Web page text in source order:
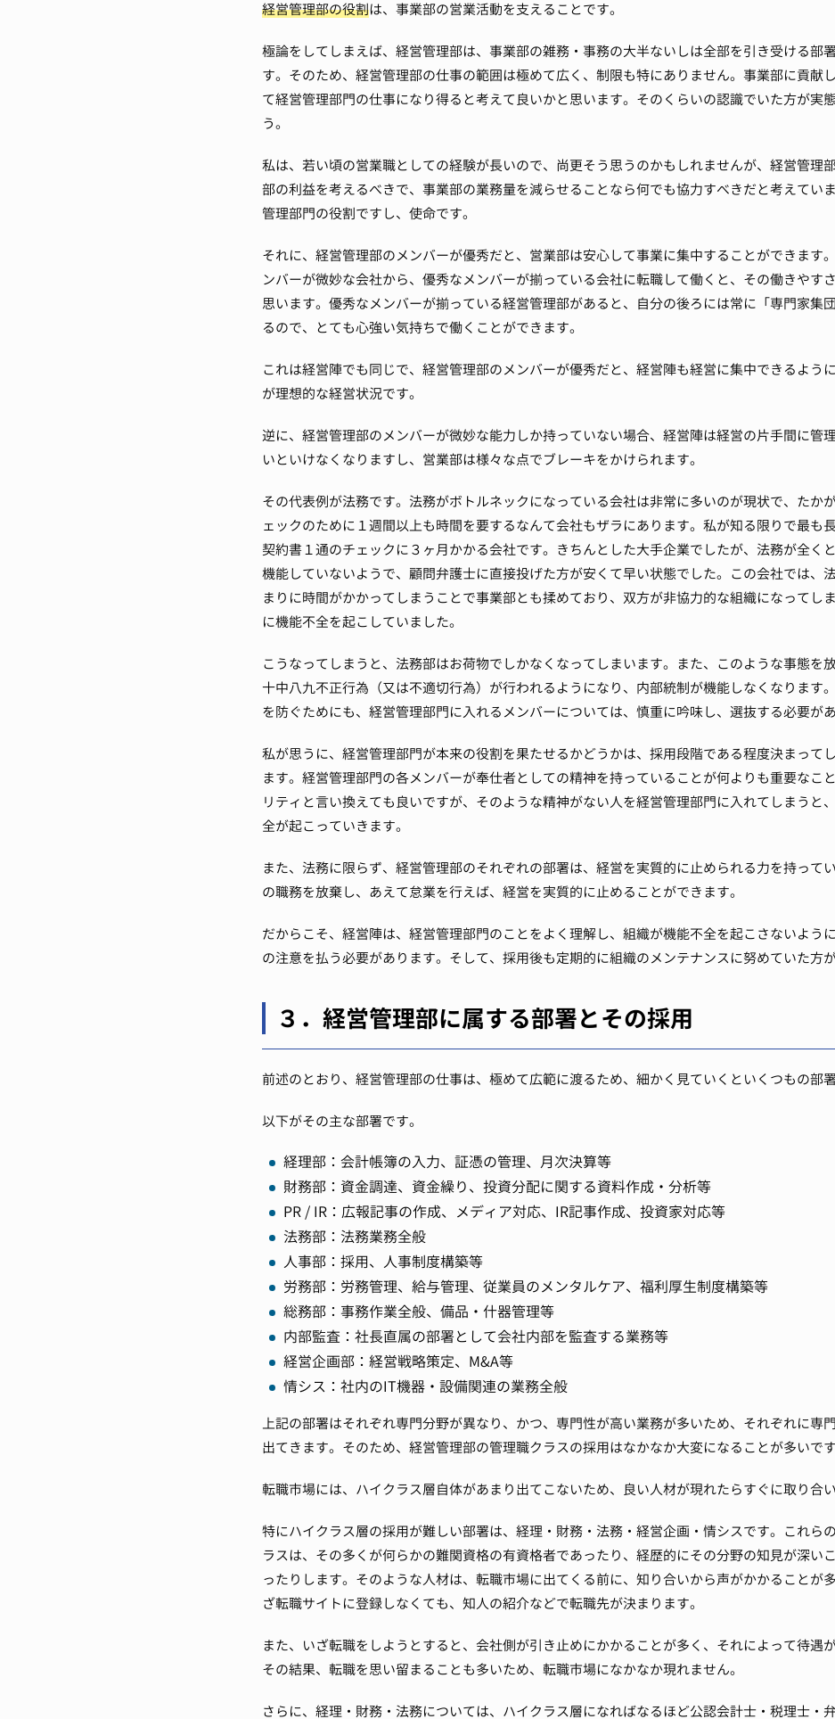
経営管理部の役割は、事業部の営業活動を支えることです。
極論をしてしまえば、経営管理部は、事業部の雑務・事務の大半ないしは全部を引き受ける部
す。 そのため、経営管理部の仕事の範囲は極めて広く、制限も特にありません。 事業部に貢献
て経営管理部門の仕事になり得ると考えて良いかと思います。 そのくらいの認識でいた方が実
う。
私は、若い頃の営業職としての経験が長いので、尚更そう思うのかもしれませんが、経営管理
部の利益を考えるべきで、事業部の業務量を減らせることなら何でも協力すべきだと考えていま
管理部門の役割ですし、使命です。
それに、経営管理部のメンバーが優秀だと、営業部は安心して事業に集中することができます。
ンバーが微妙な会社から、優秀なメンバーが揃っている会社に転職して働くと、その働きやす
思います。 優秀なメンバーが揃っている経営管理部があると、自分の後ろには常に「専門家集
るので、とても心強い気持ちで働くことができます。
これは経営陣でも同じで、経営管理部のメンバーが優秀だと、経営陣も経営に集中できるように
が理想的な経営状況です。
逆に、経営管理部のメンバーが微妙な能力しか持っていない場合、経営陣は経営の片手間に管
いといけなくなりますし、営業部は様々な点でブレーキをかけられます。
その代表例が法務です。 法務がボトルネックになっている会社は非常に多いのが現状で、たか
ェックのために１週間以上も時間を要するなんて会社もザラにあります。 私が知る限りで最も
契約書１通のチェックに３ヶ月かかる会社です。 きちんとした大手企業でしたが、法務が全く
機能していないようで、顧問弁護士に直接投げた方が安くて早い状態でした。 この会社では、
まりに時間がかかってしまうことで事業部とも揉めており、双方が非協力的な組織になってし
に機能不全を起こしていました。
こうなってしまうと、法務部はお荷物でしかなくなってしまいます。 また、このような事態を
十中八九不正行為（又は不適切行為）が行われるようになり、内部統制が機能しなくなります。
を防ぐためにも、経営管理部門に入れるメンバーについては、慎重に吟味し、選抜する必要があ
私が思うに、経営管理部門が本来の役割を果たせるかどうかは、採用段階である程度決まって
ます。 経営管理部門の各メンバーが奉仕者としての精神を持っていることが何よりも重要なこと
リティと言い換えても良いですが、そのような精神がない人を経営管理部門に入れてしまうと
全が起こっていきます。
また、法務に限らず、経営管理部のそれぞれの部署は、経営を実質的に止められる力を持ってい
の職務を放棄し、あえて怠業を行えば、経営を実質的に止めることができます。
だからこそ、経営陣は、経営管理部門のことをよく理解し、組織が機能不全を起こさないよう
の注意を払う必要があります。 そして、採用後も定期的に組織のメンテナンスに努めていた方
３．経営管理部に属する部署とその採用
前述のとおり、経営管理部の仕事は、極めて広範に渡るため、細かく見ていくといくつもの部
以下がその主な部署です。
経理部：会計帳簿の入力、証憑の管理、月次決算等
財務部：資金調達、資金繰り、投資分配に関する資料作成・分析等
PR / IR：広報記事の作成、メディア対応、IR記事作成、投資家対応等
法務部：法務業務全般
人事部：採用、人事制度構築等
労務部：労務管理、給与管理、従業員のメンタルケア、福利厚生制度構築等
総務部：事務作業全般、備品・什器管理等
内部監査：社長直属の部署として会社内部を監査する業務等
経営企画部：経営戦略策定、M&A等
情シス：社内のIT機器・設備関連の業務全般
上記の部署はそれぞれ専門分野が異なり、かつ、専門性が高い業務が多いため、それぞれに専
出てきます。 そのため、経営管理部の管理職クラスの採用はなかなか大変になることが多いです
転職市場には、ハイクラス層自体があまり出てこないため、良い人材が現れたらすぐに取り合い
特にハイクラス層の採用が難しい部署は、経理・財務・法務・経営企画・情シスです。 これら
ラスは、その多くが何らかの難関資格の有資格者であったり、経歴的にその分野の知見が深い
ったりします。 そのような人材は、転職市場に出てくる前に、知り合いから声がかかることが
ざ転職サイトに登録しなくても、知人の紹介などで転職先が決まります。
また、いざ転職をしようとすると、会社側が引き止めにかかることが多く、それによって待遇
その結果、転職を思い留まることも多いため、転職市場になかなか現れません。
さらに、経理・財務・法務については、ハイクラス層になればなるほど公認会計士・税理士・